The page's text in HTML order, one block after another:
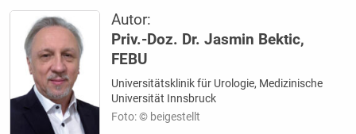
Autor:
Priv.-Doz. Dr. Jasmin Bektic,
FEBU
Universitätsklinik für Urologie, Medizinische
Universität Innsbruck
Foto: © beigestellt